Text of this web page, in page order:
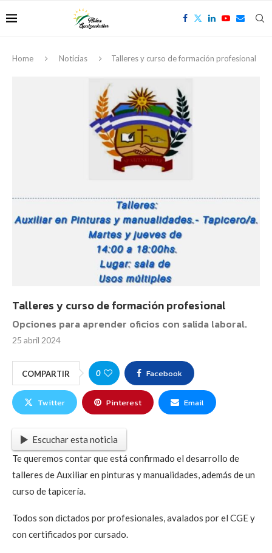
Home Noticias Talleres y curso de formación profesional
Talleres y curso de formación profesional
Opciones para aprender oficios con salida laboral.
25 abril 2024
COMPARTIR 0 Facebook
Twitter Pinterest Email
Escuchar esta noticia
Te queremos contar que está confirmado el desarrollo de
talleres de Auxiliar en pinturas y manualidades, además de un
curso de tapicería.
Todos son dictados por profesionales, avalados por el CGE y
con certificados por cursado.